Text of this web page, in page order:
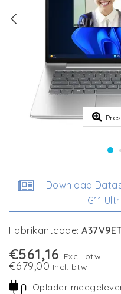
Download
G11
Fabrikantcode:
€561,16 Excl. btw
€679,00 Incl. btw
Oplader